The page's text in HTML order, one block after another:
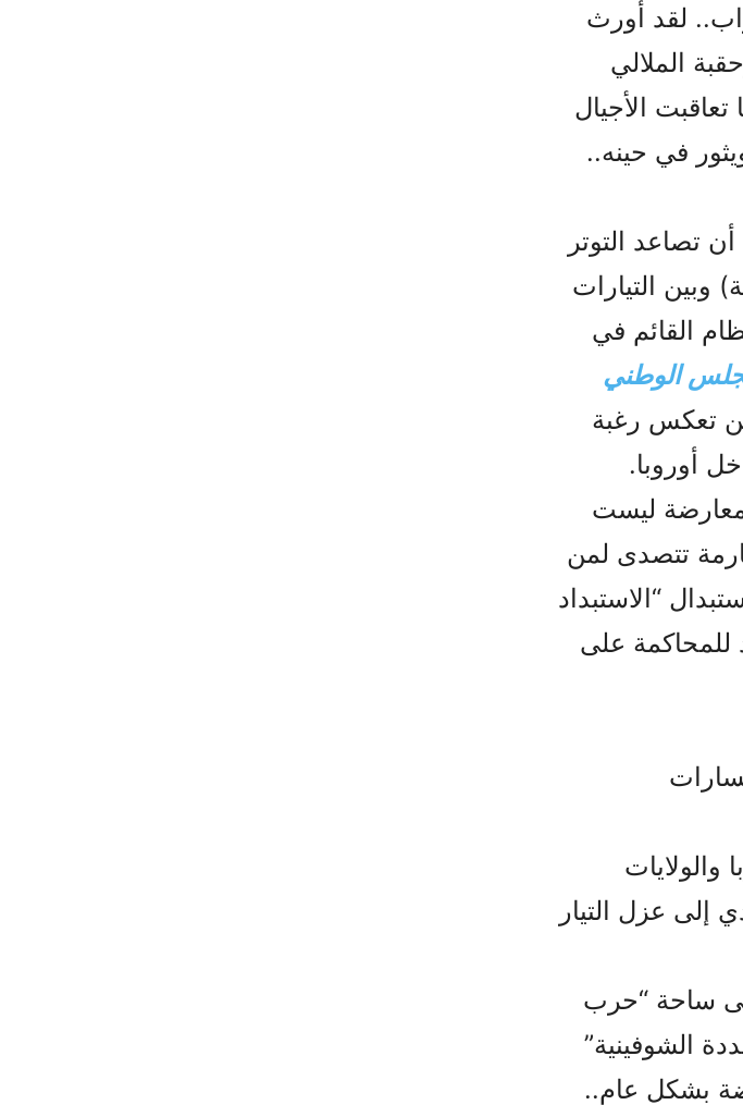
لقد أورث
الملالي
الأجيال
في حينه..
تصاعد التوتر
وبين التيارات
القائم في
الوطني
تعكس رغبة
أوروبا.
ليست
تتصدى لمن
“الاستبداد
للمحاكمة على
والولايات
إلى عزل التيار
ساحة “حرب
الشوفينية”
بشكل عام..